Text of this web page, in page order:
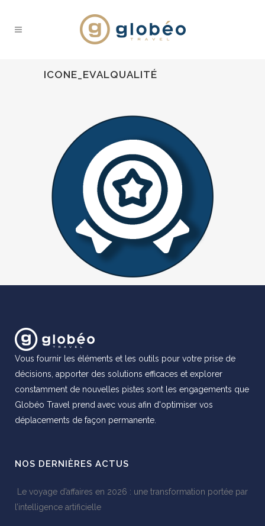
ICONE_EVALQUALITÉ
Vous fournir les éléments et les outils pour votre prise de
décisions, apporter des solutions efficaces et explorer
constamment de nouvelles pistes sont les engagements que
Globéo Travel prend avec vous afin d'optimiser vos
déplacements de façon permanente.
NOS DERNIÈRES ACTUS
Le voyage d’affaires en 2026 : une transformation portée par
l’intelligence artificielle